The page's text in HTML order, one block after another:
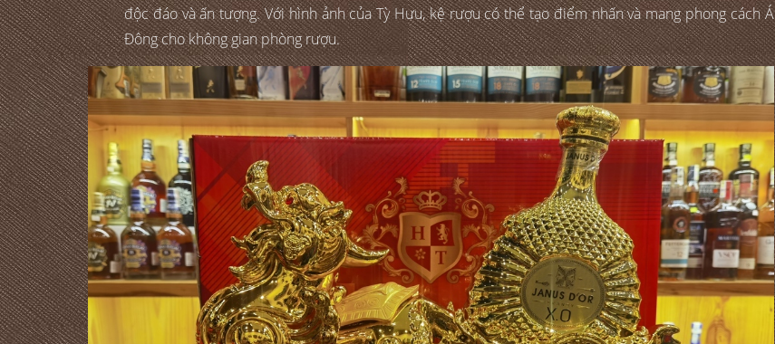
độc đáo và ấn tượng. Với hình ảnh của Tỳ Hưu, kệ rượu có thể tạo điểm nhấn và mang phong cách Á
Đông cho không gian phòng rượu.